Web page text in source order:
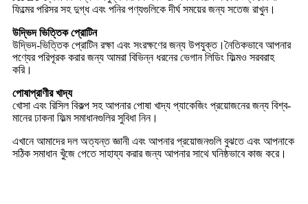
ফিল্মের পরিসর সহ দুগ্ধ এবং পনির পণ্যগুলিকে দীর্ঘ সময়ের জন্য সতেজ রাখুন।
উদ্ভিদ ভিত্তিক প্রোটিন
উদ্ভিদ-ভিত্তিক প্রোটিন রক্ষা এবং সংরক্ষণের জন্য উপযুক্ত।নৈতিকভাবে আপনার
পণ্যের পরিপূরক করার জন্য আমরা বিভিন্ন ধরনের ভেগান লিডিং ফিল্মও সরবরাহ
করি।
পোষাপ্রাণীর খাদ্য
খোসা এবং রিসিল বিকল্প সহ আপনার পোষা খাদ্য প্যাকেজিং প্রয়োজনের জন্য বিশ্ব-
মানের ঢাকনা ফিল্ম সমাধানগুলির সুবিধা নিন।
এখানে আমাদের দল অত্যন্ত জ্ঞানী এবং আপনার প্রয়োজনগুলি বুঝতে এবং আপনাকে
সঠিক সমাধান খুঁজে পেতে সাহায্য করার জন্য আপনার সাথে ঘনিষ্ঠভাবে কাজ করে।